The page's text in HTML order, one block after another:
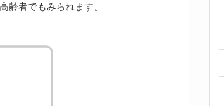
齢者でもみられます。